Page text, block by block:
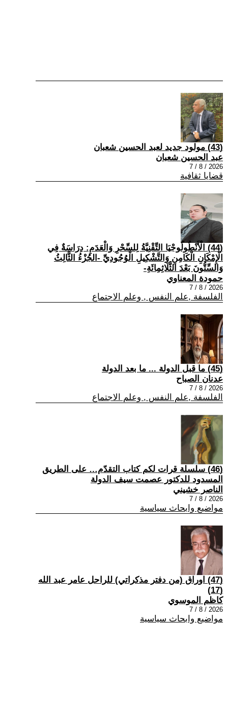
(43) مولود جديد لعبد الحسين شعبان
عبد الحسين شعبان
2026 / 8 / 7
قضايا ثقافية
(44) الْأَنْطُولُوجْيَا التِّقْنِيَّةُ لِلسِّحْرِ وَالْعَدَمِ: دِرَاسَةٌ فِي
الْإِمْكَانِ الْكَامِنِ وَالتَّشْكِيلِ الْوُجُودِيِّ -الجُزْءُ الثَّالِثُ
وَالسِّتُّونَ بَعْدَ الثَّلَاثِمِائَةِ-
حمودة المعناوي
2026 / 8 / 7
الفلسفة ,علم النفس , وعلم الاجتماع
(45) ما قبل الدولة ... ما بعد الدولة
عدنان الصباح
2026 / 8 / 7
الفلسفة ,علم النفس , وعلم الاجتماع
(46) سلسلة قرات لكم كتاب التقدّم… على الطريق
المسدود للدكتور عصمت سيف الدولة
الناصر خشيني
2026 / 8 / 7
مواضيع وابحاث سياسية
(47) اوراق (من دفتر مذكراتي) للراحل عامر عبد الله
(17)
كاظم الموسوي
2026 / 8 / 7
مواضيع وابحاث سياسية